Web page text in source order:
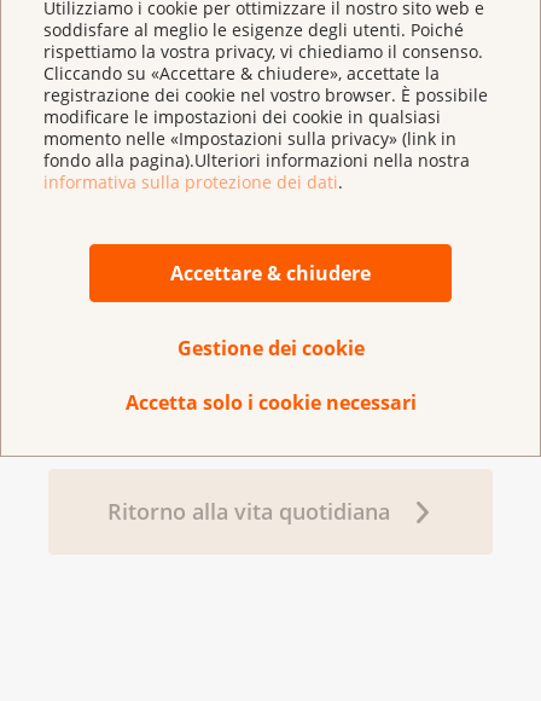
Utilizziamo i cookie per ottimizzare il nostro sito web e
soddisfare al meglio le esigenze degli utenti. Poiché
rispettiamo la vostra privacy, vi chiediamo il consenso.
Cliccando su «Accettare & chiudere», accettate la
registrazione dei cookie nel vostro browser. È possibile
modificare le impostazioni dei cookie in qualsiasi
momento nelle «Impostazioni sulla privacy» (link in
fondo alla pagina).Ulteriori informazioni nella nostra
informativa sulla protezione dei dati.
Accettare & chiudere
Gestione dei cookie
Accetta solo i cookie necessari
Come viene pianificato il
trattamento?
leucemia?
effetti collaterali?
Ritorno alla vita quotidiana